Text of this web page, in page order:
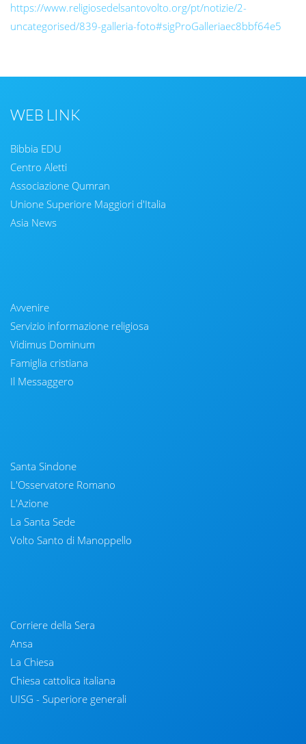
https://www.religiosedelsantovolto.org/pt/notizie/2-
uncategorised/839-galleria-foto#sigProGalleriaec8bbf64e5
WEB LINK
Bibbia EDU
Centro Aletti
Associazione Qumran
Unione Superiore Maggiori d'Italia
Asia News
Avvenire
Servizio informazione religiosa
Vidimus Dominum
Famiglia cristiana
Il Messaggero
Santa Sindone
L'Osservatore Romano
L'Azione
La Santa Sede
Volto Santo di Manoppello
Corriere della Sera
Ansa
La Chiesa
Chiesa cattolica italiana
UISG - Superiore generali